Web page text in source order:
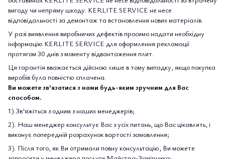
вигоду чи непряму шкоду. KERLITE SERVICE не несе
відповідальності за демонтаж та встановлення нових матеріалів.
У разі виявлення виробничих дефектів просимо надати необхідну
інформацію KERLITE SERVICE для оформлення рекламації
протягом 30 днів з моменту відвантаження плит.
Ця гарантія вважається дійсною лише в тому випадку, якщо покупка
виробів була повністю сплачена.
Ви можете зв'язатися з нами будь-яким зручним для Вас
способом.
1).Зв'яжіться з одним з наших менеджерів;
2). Наш менеджер консультує Вас з усіх питань, що Вас цікавлять, і
виконує попередній розрахунок вартості замовлення;
3). Після того, як Ви отримали повну консультацію, Ви можете